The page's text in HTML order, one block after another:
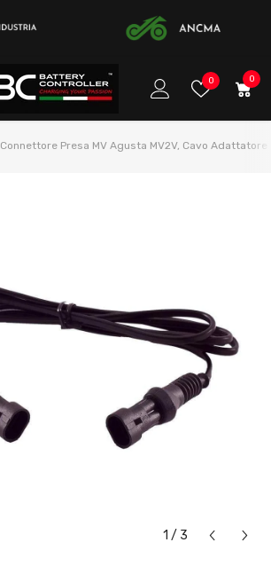
0Preferito0
0
Connettore Presa MV Agusta MV2V, Cavo Adattatore
1 / 3